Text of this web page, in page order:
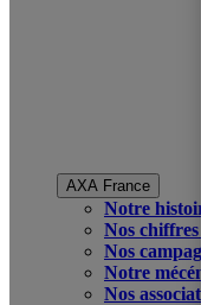
AXA France
Notre
Nos chiffres
Nos
Notre
Nos